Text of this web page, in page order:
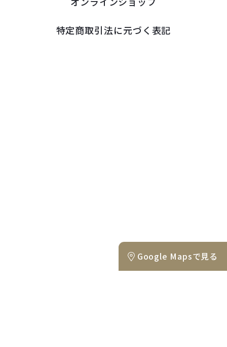
特定商取引法に元づく表記
Google Mapsで見る